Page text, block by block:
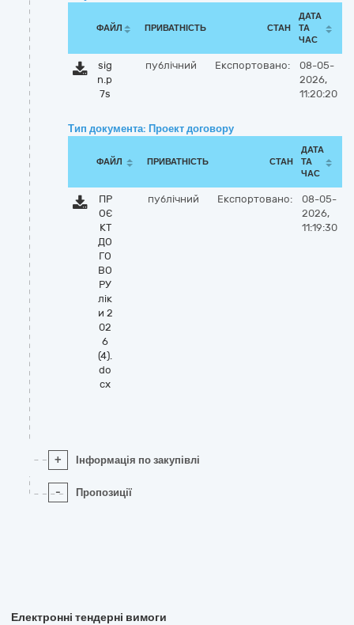
ФАЙЛ ПРИВАТНІСТЬ СТАН
ДАТА
ТА
ЧАС
sig
n.p
7s
публічний Експортовано:
08-05-
2026,
11:20:20
Тип документа: Проект договору
ФАЙЛ ПРИВАТНІСТЬ СТАН
ДАТА
ТА
ЧАС
ПР
ОЄ
КТ
ДО
ГО
ВО
РУ
лік
и 2
02
6
(4).
do
cx
публічний Експортовано:
08-05-
2026,
11:19:30
+ Інформація по закупівлі
- Пропозиції
Електронні тендерні вимоги